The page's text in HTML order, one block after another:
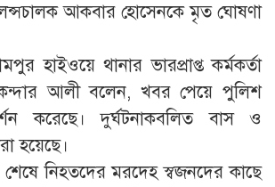
আকবার হোসেনকে মৃত ঘোষণা
হাইওয়ে থানার ভারপ্রাপ্ত কর্মকর্তা
আলী বলেন, খবর পেয়ে পুলিশ
করেছে। দুর্ঘটনাকবলিত বাস ও
হয়েছে।
নিহতদের মরদেহ স্বজনদের কাছে